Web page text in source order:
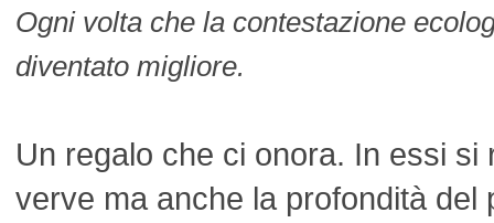
Ogni volta che la contestazione
diventato migliore.
Un regalo che ci onora. In essi si
verve ma anche la profondità del